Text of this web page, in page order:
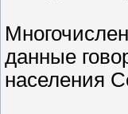
данные
населения